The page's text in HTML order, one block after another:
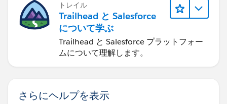
トレイル
Trailhead と Salesforce
について学ぶ
Trailhead と Salesforce プラットフォー
ムについて理解します。
さらにヘルプを表示